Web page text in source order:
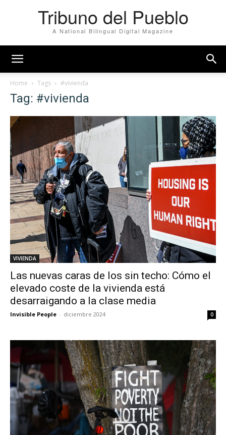
Tribuno del Pueblo
A National Bilingual Digital Magazine
Home Tags #vivienda
Tag: #vivienda
VIVIENDA
Las nuevas caras de los sin techo: Cómo el
elevado coste de la vivienda está
desarraigando a la clase media
Invisible People - diciembre 2024 0